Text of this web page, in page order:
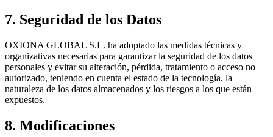
7. Seguridad de los Datos
OXIONA GLOBAL S.L. ha adoptado las medidas técnicas y
organizativas necesarias para garantizar la seguridad de los datos
personales y evitar su alteración, pérdida, tratamiento o acceso no
autorizado, teniendo en cuenta el estado de la tecnología, la
naturaleza de los datos almacenados y los riesgos a los que están
expuestos.
8. Modificaciones